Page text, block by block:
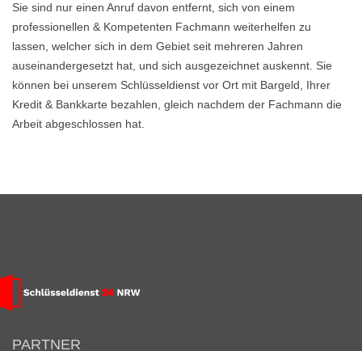
Sie sind nur einen Anruf davon entfernt, sich von einem
professionellen & Kompetenten Fachmann weiterhelfen zu
lassen, welcher sich in dem Gebiet seit mehreren Jahren
auseinandergesetzt hat, und sich ausgezeichnet auskennt. Sie
können bei unserem Schlüsseldienst vor Ort mit Bargeld, Ihrer
Kredit & Bankkarte bezahlen, gleich nachdem der Fachmann die
Arbeit abgeschlossen hat.
PARTNER